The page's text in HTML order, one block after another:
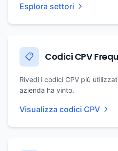
Esplora settori
📋 Codici CPV
Rivedi i codici CPV più
azienda ha vinto.
Visualizza codici CPV